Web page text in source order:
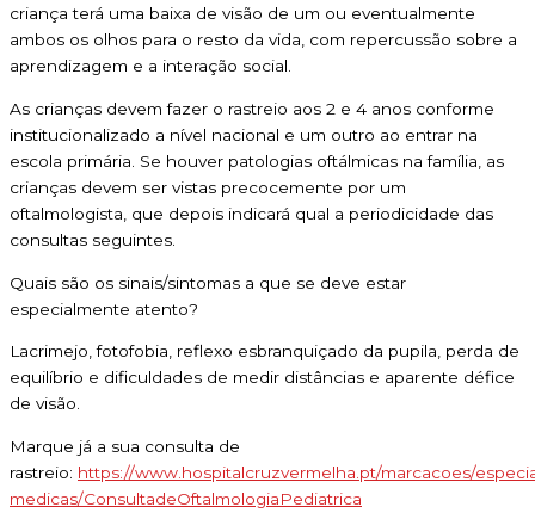
criança terá uma baixa de visão de um ou eventualmente
ambos os olhos para o resto da vida, com repercussão sobre a
aprendizagem e a interação social.
As crianças devem fazer o rastreio aos 2 e 4 anos conforme
institucionalizado a nível nacional e um outro ao entrar na
escola primária. Se houver patologias oftálmicas na família, as
crianças devem ser vistas precocemente por um
oftalmologista, que depois indicará qual a periodicidade das
consultas seguintes.
Quais são os sinais/sintomas a que se deve estar
especialmente atento?
Lacrimejo, fotofobia, reflexo esbranquiçado da pupila, perda de
equilíbrio e dificuldades de medir distâncias e aparente défice
de visão.
Marque já a sua consulta de
rastreio: https://www.hospitalcruzvermelha.pt/marcacoes/
medicas/ConsultadeOftalmologiaPediatrica